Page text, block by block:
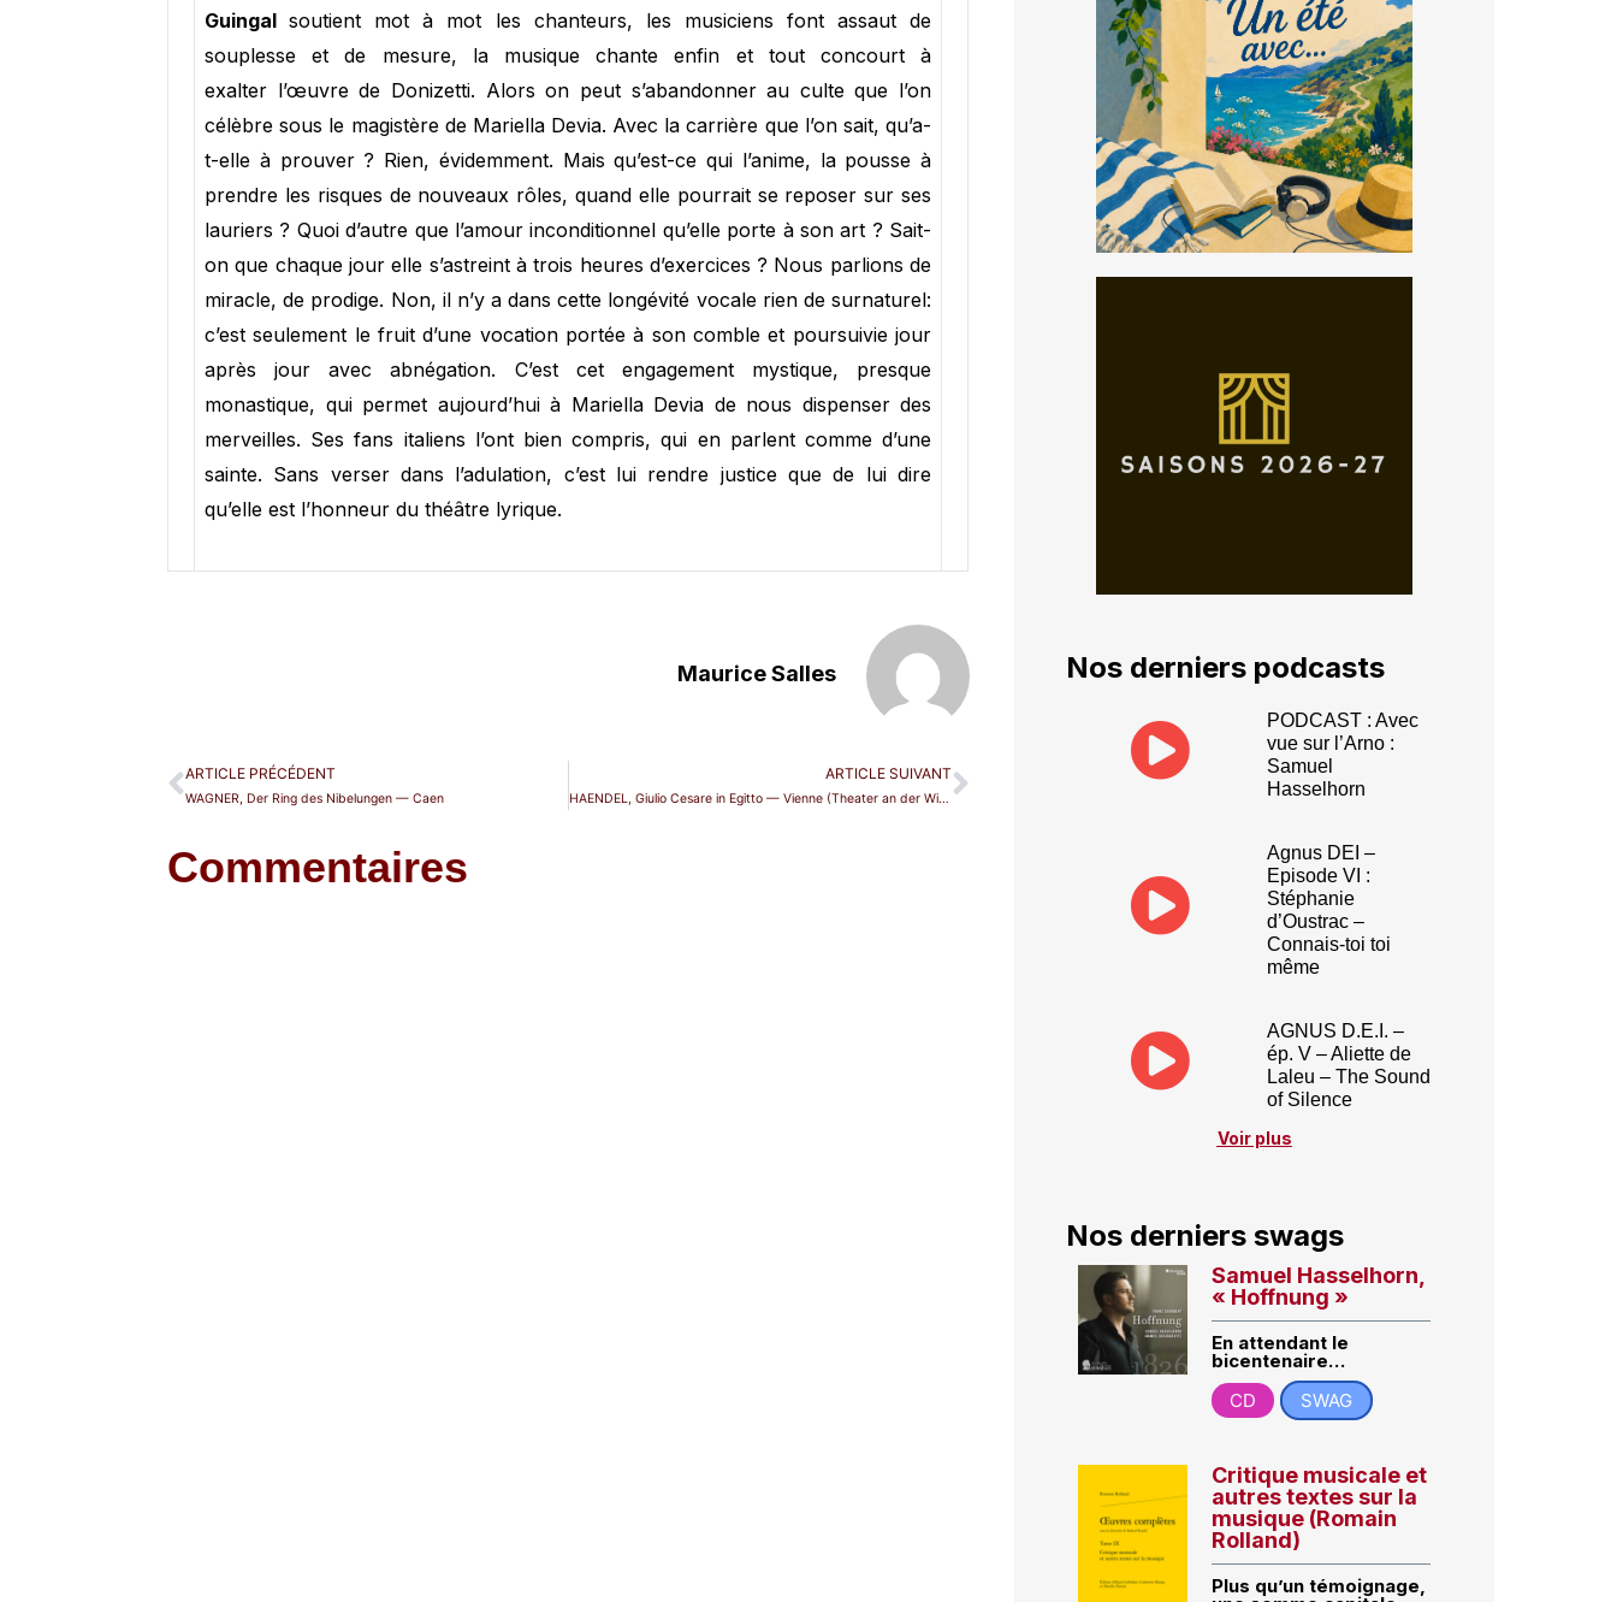
Guingalsoutient mot à mot les chanteurs, les musiciens font assaut de
souplesse et de mesure, la musique chante enfin et tout concourt à
exalter l’œuvre de Donizetti. Alors on peut s’abandonner au culte que l’on
célèbre sous le magistère de Mariella Devia. Avec la carrière que l’on sait, qu’a-
t-elle à prouver ? Rien, évidemment. Mais qu’est-ce qui l’anime, la pousse à
prendre les risques de nouveaux rôles, quand elle pourrait se reposer sur ses
lauriers ? Quoi d’autre que l’amour inconditionnel qu’elle porte à son art ? Sait-
on que chaque jour elle s’astreint à trois heures d’exercices ? Nous parlions de
miracle, de prodige. Non, il n’y a dans cette longévité vocale rien de surnaturel:
c’est seulement le fruit d’une vocation portée à son comble et poursuivie jour
après jour avec abnégation. C’est cet engagement mystique, presque
monastique, qui permet aujourd’hui à Mariella Devia de nous dispenser des
merveilles. Ses fans italiens l’ont bien compris, qui en parlent comme d’une
sainte. Sans verser dans l’adulation, c’est lui rendre justice que de lui dire
qu’elle est l’honneur du théâtre lyrique.
Maurice Salles
ARTICLE PRÉCÉDENT
WAGNER, Der Ring des Nibelungen — Caen
ARTICLE SUIVANT
HAENDEL, Giulio Cesare in Egitto — Vienne (Theater an der Wien)
Commentaires
Nos derniers podcasts
PODCAST : Avec
vue sur l’Arno :
Samuel
Hasselhorn
Agnus DEI –
Episode VI :
Stéphanie
d’Oustrac –
Connais-toi toi
même
AGNUS D.E.I. –
ép. V – Aliette de
Laleu – The Sound
of Silence
Voir plus
Nos derniers swags
Samuel Hasselhorn,
« Hoffnung »
En attendant le
bicentenaire…
CD
SWAG
Critique musicale et
autres textes sur la
musique (Romain
Rolland)
Plus qu’un témoignage,